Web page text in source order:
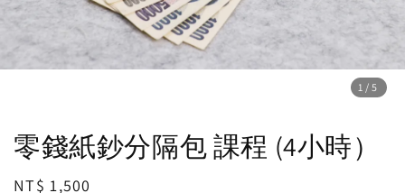
1 /5
零錢紙鈔分隔包 課程 (4小時）
Regular
NT$ 1,500